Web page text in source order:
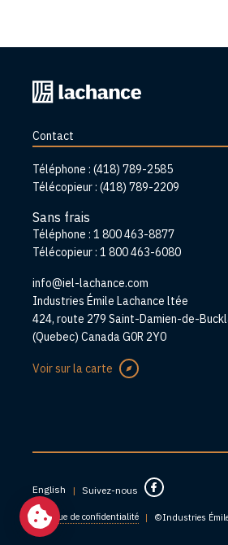
Retourner
à
Contact
Téléphone : (418) 789-2585
Télécopieur : (418) 789-2209
Sans frais
Téléphone : 1 800 463-8877
Télécopieur : 1 800 463-6080
info@iel-lachance.com
Adresse
Industries Émile Lachance ltée
424, route 279 Saint-Damien-de-
(Quebec) Canada G0R 2Y0
Voir sur la carte
English | Suivez-nous
Politique de confidentialité | ©Industries